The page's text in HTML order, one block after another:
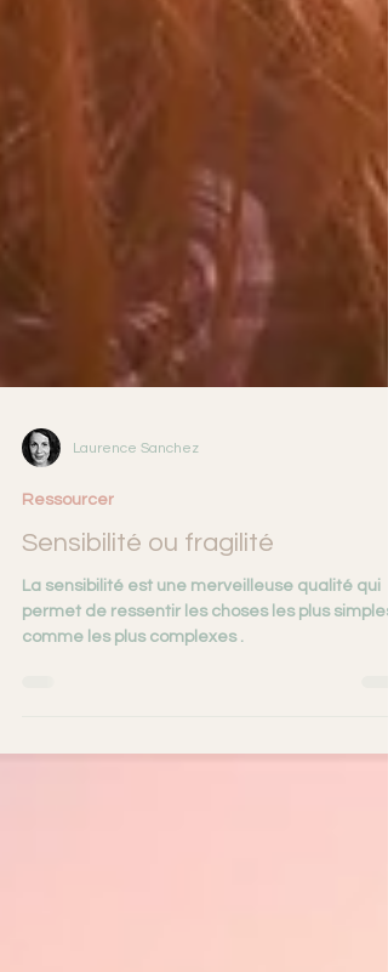
Ressourcer
Sensibilité ou fragilité
La sensibilité est une merveilleuse qualité qui
permet de ressentir les choses les plus simples